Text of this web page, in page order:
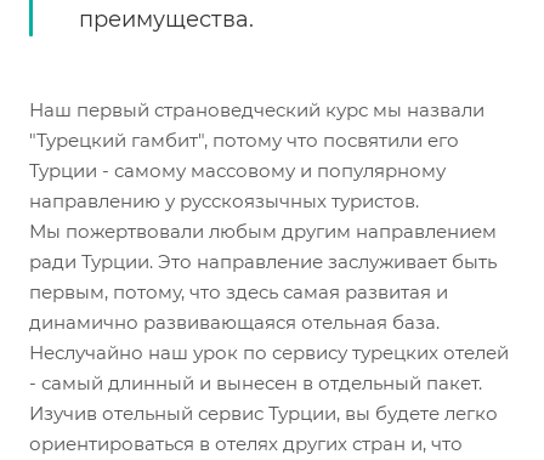
преимущества.
Наш первый страноведческий курс мы назвали
"Турецкий гамбит", потому что посвятили его
Турции - самому массовому и популярному
направлению у русскоязычных туристов.
Мы пожертвовали любым другим направлением
ради Турции. Это направление заслуживает быть
первым, потому, что здесь самая развитая и
динамично развивающаяся отельная база.
Неслучайно наш урок по сервису турецких отелей
- самый длинный и вынесен в отдельный пакет.
Изучив отельный сервис Турции, вы будете легко
ориентироваться в отелях других стран и, что